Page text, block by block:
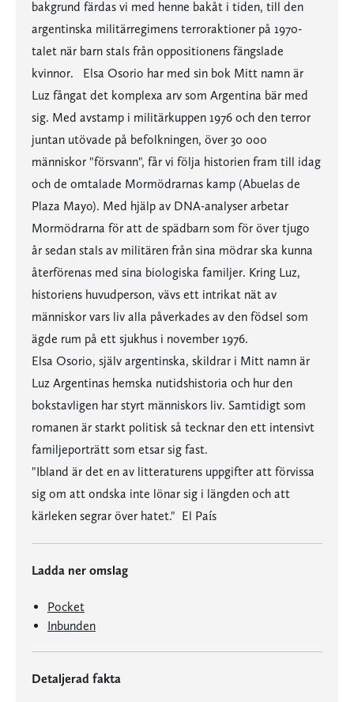
bakgrund färdas vi med henne bakåt i tiden, till den
argentinska militärregimens terroraktioner på 1970-
talet när barn stals från oppositionens fängslade
kvinnor. Elsa Osorio har med sin bok Mitt namn är
Luz fångat det komplexa arv som Argentina bär med
sig. Med avstamp i militärkuppen 1976 och den terror
juntan utövade på befolkningen, över 30 000
människor "försvann", får vi följa historien fram till idag
och de omtalade Mormödrarnas kamp (Abuelas de
Plaza Mayo). Med hjälp av DNA-analyser arbetar
Mormödrarna för att de spädbarn som för över tjugo
år sedan stals av militären från sina mödrar ska kunna
återförenas med sina biologiska familjer. Kring Luz,
historiens huvudperson, vävs ett intrikat nät av
människor vars liv alla påverkades av den födsel som
ägde rum på ett sjukhus i november 1976.
Elsa Osorio, själv argentinska, skildrar i Mitt namn är
Luz Argentinas hemska nutidshistoria och hur den
bokstavligen har styrt människors liv. Samtidigt som
romanen är starkt politisk så tecknar den ett intensivt
familjeporträtt som etsar sig fast.
"Ibland är det en av litteraturens uppgifter att förvissa
sig om att ondska inte lönar sig i längden och att
kärleken segrar över hatet."  El País
Ladda ner omslag
Pocket
Inbunden
Detaljerad fakta